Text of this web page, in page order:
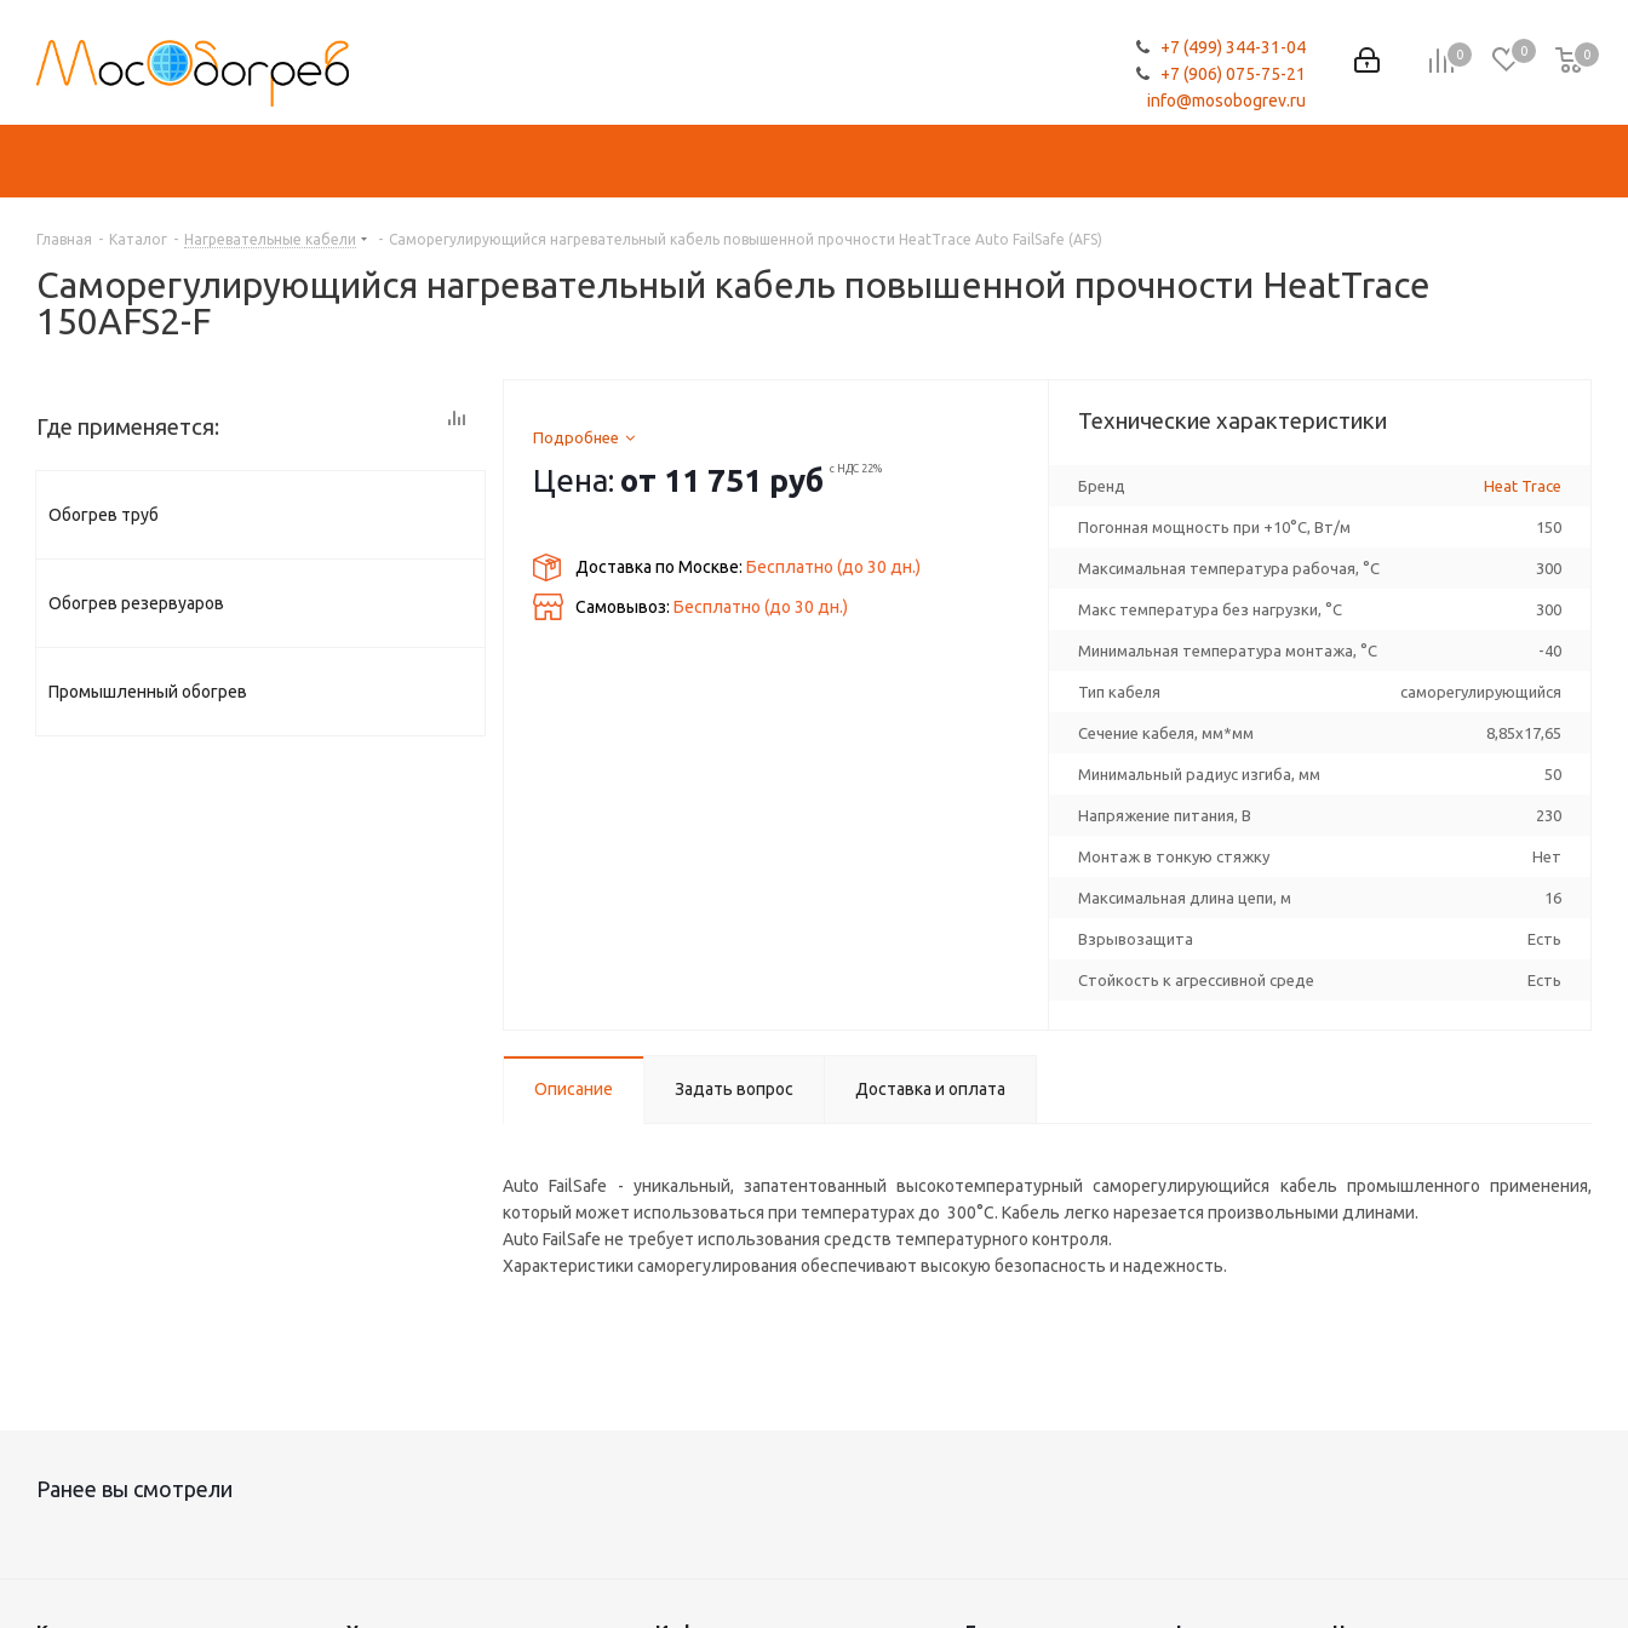
0 0 0
0
+7 (499) 344-31-04
+7 (906) 075-75-21
info@mosobogrev.ru
Главная - Каталог - Нагревательные кабели - Саморегулирующийся нагревательный кабель повышенной прочности HeatTrace Auto FailSafe (AFS)
Саморегулирующийся нагревательный кабель повышенной прочности HeatTrace
150AFS2-F
Подробнее
Цена: от 11 751 руб с НДС 22%
Доставка по Москве:Бесплатно (до30 дн.)
Самовывоз:Бесплатно (до30 дн.)
Технические характеристики
Бренд Heat Trace
Погонная мощность при +10°С, Вт/м 150
Максимальная температура рабочая, °C 300
Макс температура без нагрузки, °C 300
Минимальная температура монтажа, °C -40
Тип кабеля саморегулирующийся
Сечение кабеля, мм*мм 8,85x17,65
Минимальный радиус изгиба, мм 50
Напряжение питания, В 230
Монтаж в тонкую стяжку Нет
Максимальная длина цепи, м 16
Взрывозащита Есть
Стойкость к агрессивной среде Есть
Описание Задать вопрос Доставка и оплата
Auto FailSafe - уникальный, запатентованный высокотемпературный саморегулирующийся кабель промышленного применения,
который может использоваться при температурах до 300°C. Кабель легко нарезается произвольными длинами.
Auto FailSafe не требует использования средств температурного контроля.
Характеристики саморегулирования обеспечивают высокую безопасность и надежность.
Где применяется:
Обогрев труб
Обогрев резервуаров
Промышленный обогрев
Ранее вы смотрели